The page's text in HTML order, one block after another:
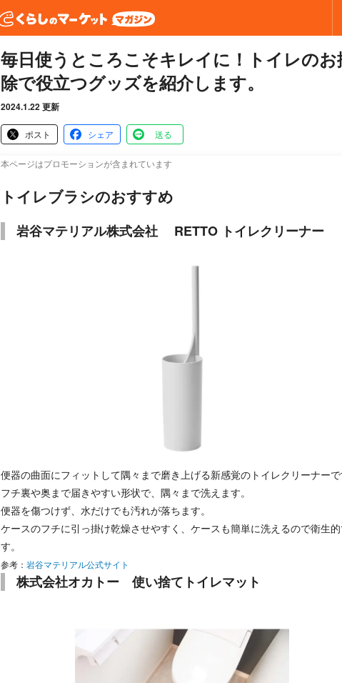
毎日使うところこそキレイに！トイレのお
除で役立つグッズを紹介します。
2024.1.22 更新
ポスト シェア 送る
本ページはプロモーションが含まれています
トイレブラシのおすすめ
岩谷マテリアル株式会社 RETTO トイレクリーナー
便器の曲面にフィットして隅々まで磨き上げる新感覚のトイレクリーナー
フチ裏や奥まで届きやすい形状で、隅々まで洗えます。
便器を傷つけず、水だけでも汚れが落ちます。
ケースのフチに引っ掛け乾燥させやすく、ケースも簡単に洗えるので衛生
す。
参考： 岩谷マテリアル公式サイト
株式会社オカトー 使い捨てトイレマット